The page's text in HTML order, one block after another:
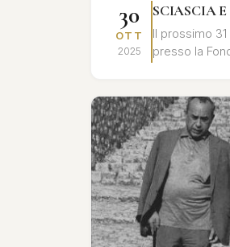
30
OTT
2025
SCIASCIA
Il prossimo
presso la
legame